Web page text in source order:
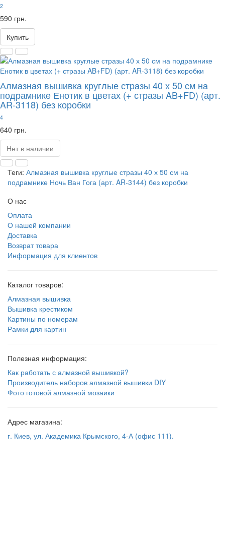
2
590 грн.
Купить
Алмазная вышивка круглые стразы 40 х 50 см на
подрамнике Енотик в цветах (+ стразы AB+FD) (арт.
AR-3118) без коробки
4
640 грн.
Нет в наличии
Теги: Алмазная вышивка круглые стразы 40 х 50 см на
подрамнике Ночь Ван Гога (арт. AR-3144) без коробки
О нас
Оплата
О нашей компании
Доставка
Возврат товара
Информация для клиентов
Каталог товаров:
Алмазная вышивка
Вышивка крестиком
Картины по номерам
Рамки для картин
Полезная информация:
Как работать с алмазной вышивкой?
Производитель наборов алмазной вышивки DIY
Фото готовой алмазной мозаики
Адрес магазина:
г. Киев, ул. Академика Крымского, 4-А (офис 111).